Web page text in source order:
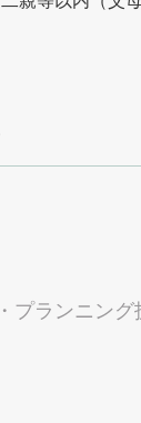
プランニング